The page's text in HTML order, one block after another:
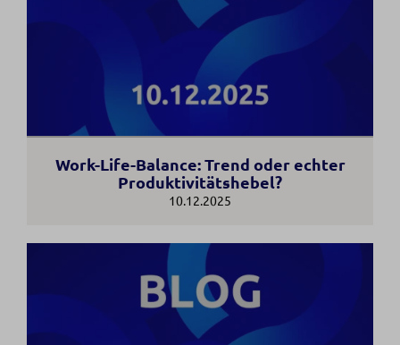
Work-Life-Balance: Trend oder echter
Produktivitätshebel?
10.12.2025